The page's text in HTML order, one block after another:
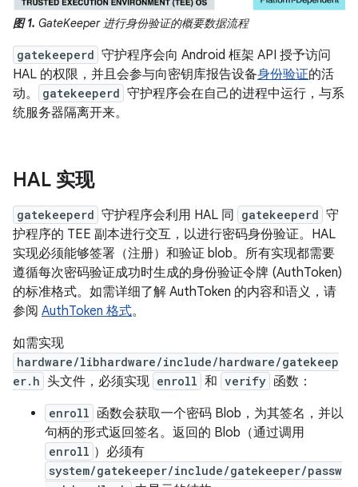
图 1. GateKeeper 进行身份验证的概要数据流程
gatekeeperd 守护程序会向 Android 框架 API 授予访问
HAL 的权限，并且会参与向密钥库报告设备身份验证的活
动。
gatekeeperd 守护程序会在自己的进程中运行，与系
统服务器隔离开来。
HAL 实现
gatekeeperd 守护程序会利用 HAL 同 gatekeeperd 守
护程序的 TEE 副本进行交互，以进行密码身份验证。HAL
实现必须能够签署（注册）和验证 blob。所有实现都需要
遵循每次密码验证成功时生成的身份验证令牌 (AuthToken)
的标准格式。如需详细了解 AuthToken 的内容和语义，请
参阅 AuthToken 格式。
如需实现
hardware/libhardware/include/hardware/gatekeep
er.h 头文件，必须实现 enroll 和 verify 函数：
enroll 函数会获取一个密码 Blob，为其签名，并以
句柄的形式返回签名。返回的 Blob（通过调用
enroll ）必须有
system/gatekeeper/include/gatekeeper/passw